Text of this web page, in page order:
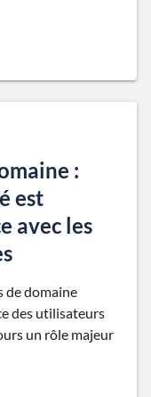
:
est
avec les
de domaine
des utilisateurs
un rôle majeur